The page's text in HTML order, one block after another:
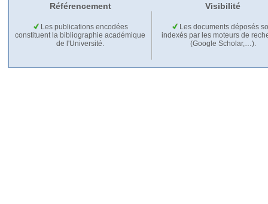
Référencement Visibilité
Les publications encodées
constituent la bibliographie académique
de l'Université.
Les documents déposés
indexés par les moteurs de
(Google Scholar,…).